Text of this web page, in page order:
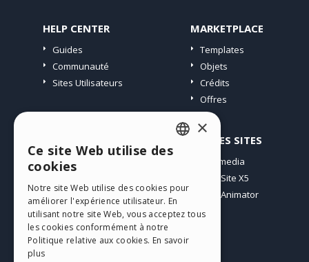
HELP CENTER
Guides
Communauté
Sites Utilisateurs
MARKETPLACE
Templates
Objets
Crédits
Offres
Mes Messages
Télécharger
Espace Web
Mes Crédits
AUTRES SITES
Incomedia
WebSite X5
WebAnimator
ENGLISH
GERMAN
SPANISH
×
Ce site Web utilise des
cookies
Notre site Web utilise des cookies pour
améliorer l'expérience utilisateur. En
utilisant notre site Web, vous acceptez tous
les cookies conformément à notre
Politique relative aux cookies. En savoir
plus